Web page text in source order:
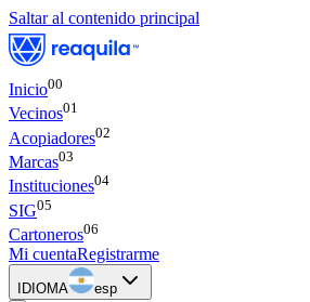
Saltar al contenido principal
Inicio00
Vecinos01
Acopiadores02
Marcas03
Instituciones04
SIG05
Cartoneros06
Mi cuentaRegistrarme
IDIOMA esp